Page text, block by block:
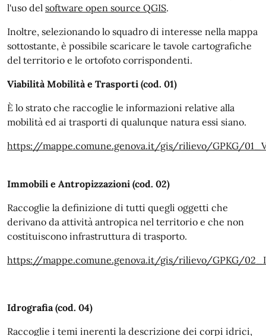
l'uso del software open source QGIS.
Inoltre, selezionando lo squadro di interesse nella mappa
sottostante, è possibile scaricare le tavole cartografiche
del territorio e le ortofoto corrispondenti.
Viabilità Mobilità e Trasporti (cod. 01)
È lo strato che raccoglie le informazioni relative alla
mobilità ed ai trasporti di qualunque natura essi siano.
https://mappe.comune.genova.it/gis/rilievo/GPKG/
Immobili e Antropizzazioni (cod. 02)
Raccoglie la definizione di tutti quegli oggetti che
derivano da attività antropica nel territorio e che non
costituiscono infrastruttura di trasporto.
https://mappe.comune.genova.it/gis/rilievo/GPKG/
Idrografia (cod. 04)
Raccoglie i temi inerenti la descrizione dei corpi idrici,